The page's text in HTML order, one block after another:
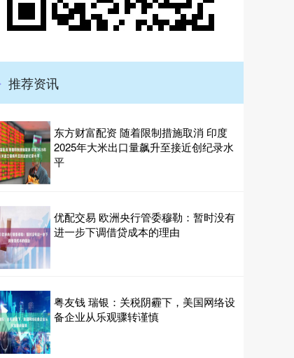
推荐资讯
东方财富配资 随着限制措施取消 印度
2025年大米出口量飙升至接近创纪录水
平
优配交易 欧洲央行管委穆勒：暂时没有
进一步下调借贷成本的理由
粤友钱 瑞银：关税阴霾下，美国网络设
备企业从乐观骤转谨慎